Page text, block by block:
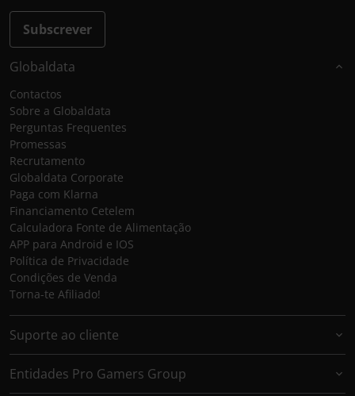
Subscrever
Globaldata
Contactos
Sobre a Globaldata
Perguntas Frequentes
Promessas
Recrutamento
Globaldata Corporate
Paga com Klarna
Financiamento Cetelem
Calculadora Fonte de Alimentação
APP para Android e IOS
Política de Privacidade
Condições de Venda
Torna-te Afiliado!
Suporte ao cliente
Entidades Pro Gamers Group